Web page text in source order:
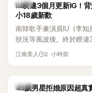
韓星
IU睽違3個月更新IG！
小18歲新歡
南韓歌手兼演員IU（李
狀況等風波後，終於睽
張近況照，讓大批粉絲又
江南美人 2 小時前
韓星
45歲男星拒婚原因超真